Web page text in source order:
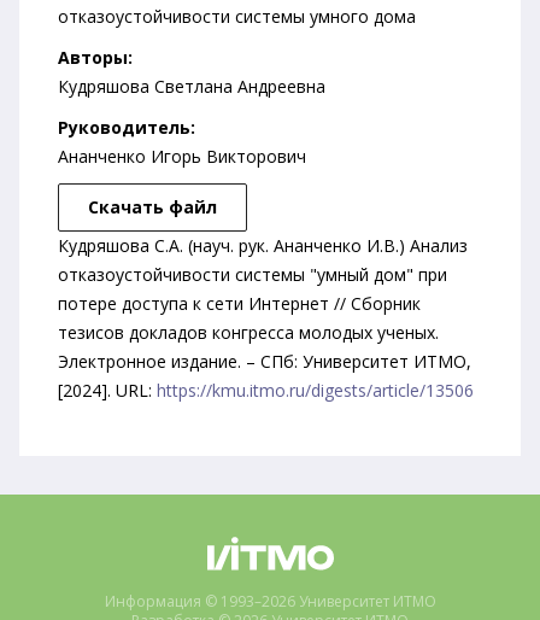
отказоустойчивости системы умного дома
Авторы:
Кудряшова Светлана Андреевна
Руководитель:
Ананченко Игорь Викторович
Скачать файл
Кудряшова С.А. (науч. рук. Ананченко И.В.) Анализ
отказоустойчивости системы "умный дом" при
потере доступа к сети Интернет // Сборник
тезисов докладов конгресса молодых ученых.
Электронное издание. – СПб: Университет ИТМО,
[2024]. URL: https://kmu.itmo.ru/digests/article/13506
Информация © 1993–2026 Университет ИТМО